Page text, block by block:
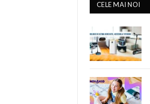
CELE MAI NOI